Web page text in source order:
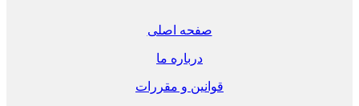
صفحه اصلی
درباره ما
قوانین و مقررات